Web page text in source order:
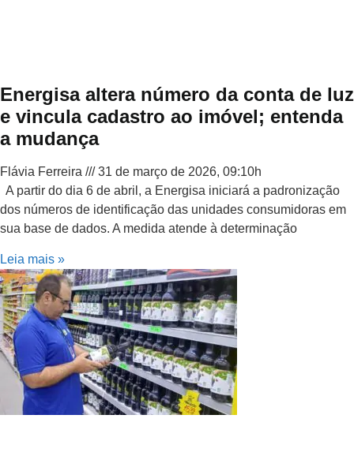
Energisa altera número da conta de luz
e vincula cadastro ao imóvel; entenda
a mudança
Flávia Ferreira
31 de março de 2026, 09:10h
A partir do dia 6 de abril, a Energisa iniciará a padronização
dos números de identificação das unidades consumidoras em
sua base de dados. A medida atende à determinação
Leia mais »